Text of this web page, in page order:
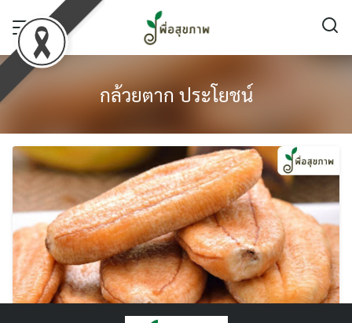
content
กล้วยตาก ประโยชน์